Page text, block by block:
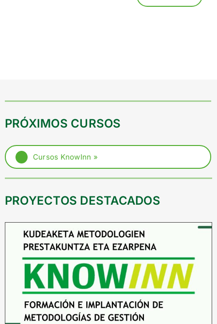
PRÓXIMOS CURSOS
Cursos KnowInn »
PROYECTOS DESTACADOS